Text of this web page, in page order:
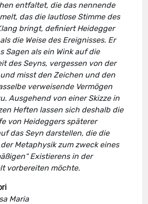
entfaltet, die das nennende
das die lautlose Stimme des
bringt, definiert Heidegger
die Weise des Ereignisses. Er
Sagen als ein Wink auf die
des Seyns, vergessen von der
misst den Zeichen und den
verweisende Vermögen
Ausgehend von einer Skizze in
Heften lassen sich deshalb die
von Heideggers späterer
das Seyn darstellen, die die
Metaphysik zum zweck eines
Existierens in der
vorbereiten möchte.
Maria